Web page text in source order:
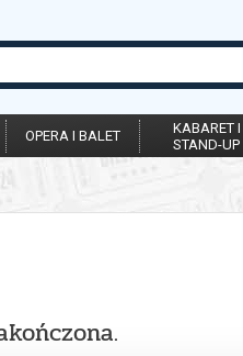
OPERA I BALET
KABARET I
STAND-UP